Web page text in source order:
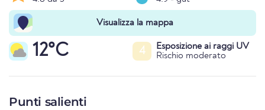
Visualizza la mappa
12°C 4
Esposizione ai raggi UV
Rischio moderato
Punti salienti